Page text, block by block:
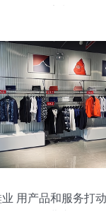
业 用产品和服务打